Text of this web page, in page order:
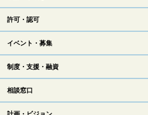
許可・認可
イベント・募集
制度・支援・融資
相談窓口
計画・ビジョン